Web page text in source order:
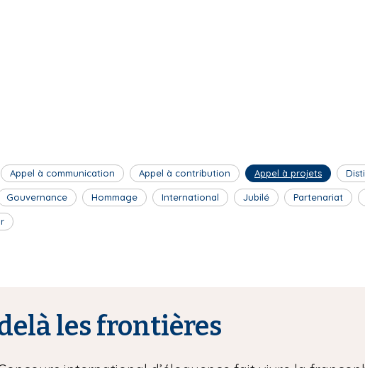
Appel à communication Appel à contribution Appel à projets
Gouvernance Hommage International Jubilé Partenariat
les frontières